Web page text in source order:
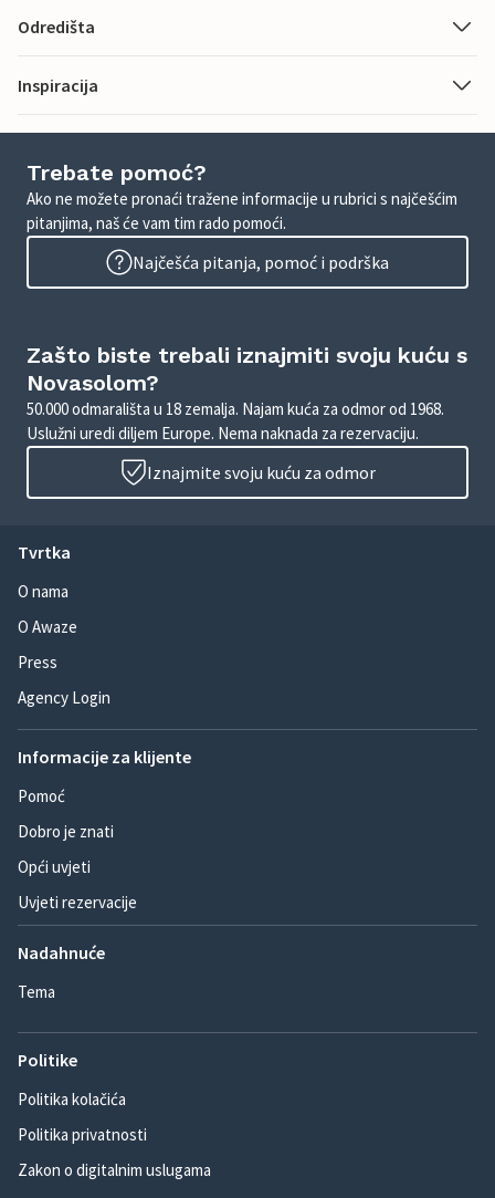
Odredišta
Inspiracija
Trebate pomoć?
Ako ne možete pronaći tražene informacije u rubrici s najčešćim
pitanjima, naš će vam tim rado pomoći.
Najčešća pitanja, pomoć i podrška
Zašto biste trebali iznajmiti svoju kuću s
Novasolom?
50.000 odmarališta u 18 zemalja. Najam kuća za odmor od 1968.
Uslužni uredi diljem Europe. Nema naknada za rezervaciju.
Iznajmite svoju kuću za odmor
Tvrtka
O nama
O Awaze
Press
Agency Login
Informacije za klijente
Pomoć
Dobro je znati
Opći uvjeti
Uvjeti rezervacije
Nadahnuće
Tema
Politike
Politika kolačića
Politika privatnosti
Zakon o digitalnim uslugama